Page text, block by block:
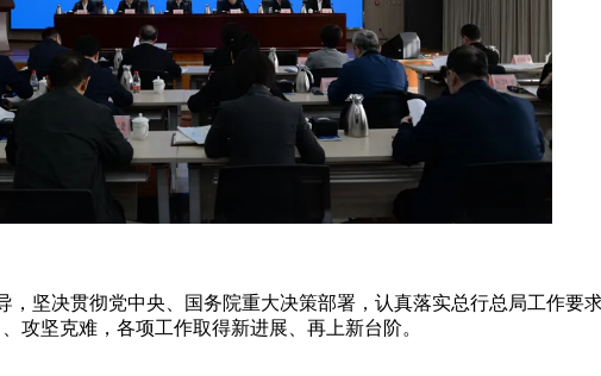
坚决贯彻党中央、国务院重大决策部署，认真落实总行总局工作要
攻坚克难，各项工作取得新进展、再上新台阶。